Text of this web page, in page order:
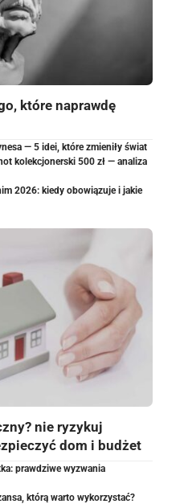
które naprawdę
— 5 idei, które zmieniły świat
kolekcjonerski 500 zł — analiza
2026: kiedy obowiązuje i jakie
nie ryzykuj
dom i budżet
prawdziwe wyzwania
którą warto wykorzystać?